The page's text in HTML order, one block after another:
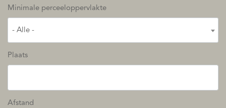
Minimale perceeloppervlakte
- Alle -
Plaats
Afstand